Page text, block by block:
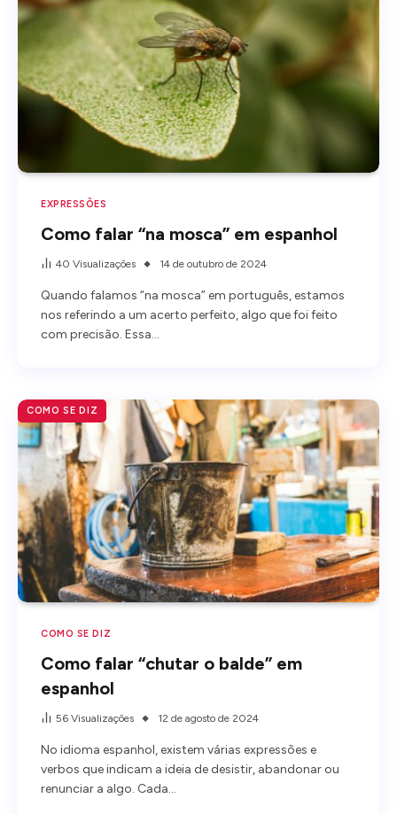
EXPRESSÕES
Como falar “na mosca” em espanhol
40 Visualizações 14 de outubro de 2024
Quando falamos “na mosca” em português, estamos
nos referindo a um acerto perfeito, algo que foi feito
com precisão. Essa…
COMO SE DIZ
COMO SE DIZ
Como falar “chutar o balde” em
espanhol
56 Visualizações 12 de agosto de 2024
No idioma espanhol, existem várias expressões e
verbos que indicam a ideia de desistir, abandonar ou
renunciar a algo. Cada…